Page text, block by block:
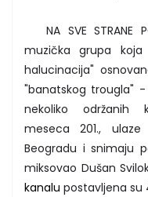
NA SVE STRANE
muzička grupa
halucinacija"
"banatskog trougla"
nekoliko održanih
meseca 201.,
Beogradu i snimaju
miksovao Dušan
kanalu postavljena su